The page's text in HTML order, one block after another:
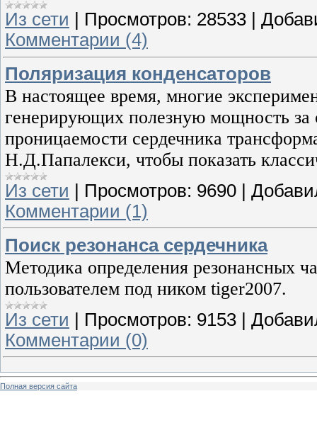
Из сети Просмотров: 28533
Комментарии (4)
Поляризация конденсаторов
В настоящее время, многие
генерирующих полезную мощность за
проницаемости сердечника
Н.Д.Папалекси, чтобы показать
Из сети Просмотров: 9690
Комментарии (1)
Поиск резонанса сердечника
Методика определения резонансных
пользователем под ником tiger2007.
Из сети | Просмотров: 9153 |
Комментарии (0)
Полная версия сайта